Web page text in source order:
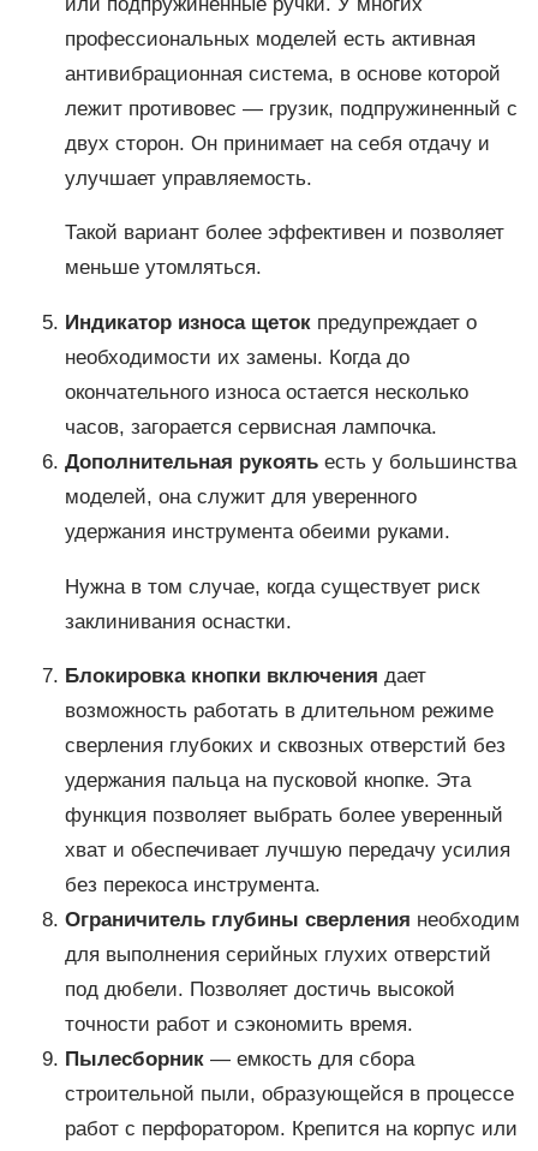
профессиональных моделей есть активная
антивибрационная система, в основе которой
лежит противовес — грузик, подпружиненный с
двух сторон. Он принимает на себя отдачу и
улучшает управляемость.
Такой вариант более эффективен и позволяет
меньше утомляться.
Индикатор износа щетокпредупреждает о
необходимости их замены. Когда до
окончательного износа остается несколько
часов, загорается сервисная лампочка.
Дополнительная рукоятьесть у большинства
моделей, она служит для уверенного
удержания инструмента обеими руками.
Нужна в том случае, когда существует риск
заклинивания оснастки.
Блокировка кнопки включения дает
возможность работать в длительном режиме
сверления глубоких и сквозных отверстий без
удержания пальца на пусковой кнопке. Эта
функция позволяет выбрать более уверенный
хват и обеспечивает лучшую передачу усилия
без перекоса инструмента.
Ограничитель глубины сверления необходим
для выполнения серийных глухих отверстий
под дюбели. Позволяет достичь высокой
точности работ и сэкономить время.
Пылесборник— емкость для сбора
строительной пыли, образующейся в процессе
работ с перфоратором. Крепится на корпус или